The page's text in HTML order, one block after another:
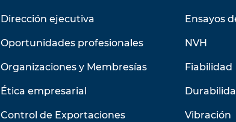
Dirección ejecutiva
Oportunidades profesionales
Organizaciones y Membresías
Ética empresarial
Control de Exportaciones
Ensayos
NVH
Fiabilidad
Vibración